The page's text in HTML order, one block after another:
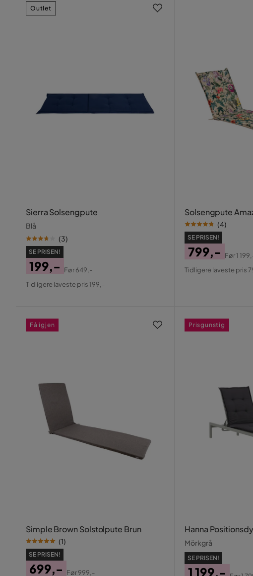
Sierra Solsengpute
Blå
(3)
SE PRISEN!
Pris
199,-
Original
Før649,-
Tidligere laveste pris 199,-
Outlet
Solsengpute
(4)
SE PRISEN!
Pris
799,-
Original
Før1
Tidligere laveste pris
Simple Brown Solstolpute Brun
(1)
SE PRISEN!
699,-
Før999,-
Få igjen
Hanna
Mörkgrå
SE PRISEN!
1 199,-
Prisgunstig